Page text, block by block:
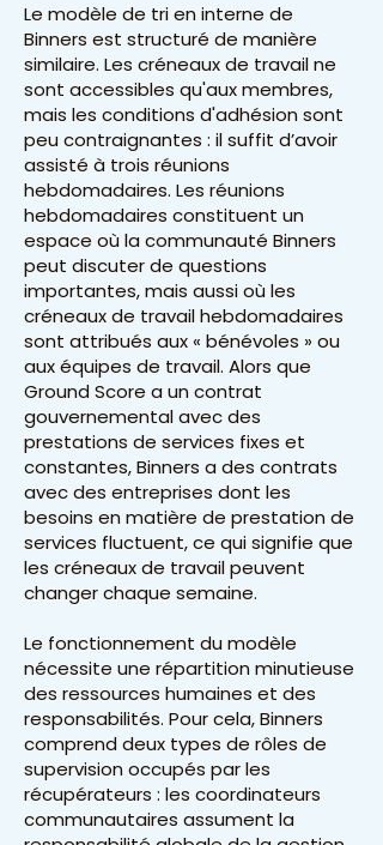
Le modèle de tri en interne de
Binners est structuré de manière
similaire. Les créneaux de travail ne
sont accessibles qu'aux membres,
mais les conditions d'adhésion sont
peu contraignantes : il suffit d’avoir
assisté à trois réunions
hebdomadaires. Les réunions
hebdomadaires constituent un
espace où la communauté Binners
peut discuter de questions
importantes, mais aussi où les
créneaux de travail hebdomadaires
sont attribués aux « bénévoles » ou
aux équipes de travail. Alors que
Ground Score a un contrat
gouvernemental avec des
prestations de services fixes et
constantes, Binners a des contrats
avec des entreprises dont les
besoins en matière de prestation de
services fluctuent, ce qui signifie que
les créneaux de travail peuvent
changer chaque semaine.
Le fonctionnement du modèle
nécessite une répartition minutieuse
des ressources humaines et des
responsabilités. Pour cela, Binners
comprend deux types de rôles de
supervision occupés par les
récupérateurs : les coordinateurs
communautaires assument la